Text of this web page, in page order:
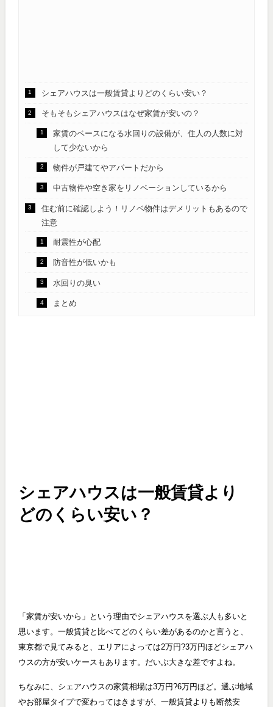
シェアハウスは一般賃貸よりどのくらい安い？
そもそもシェアハウスはなぜ家賃が安いの？
家賃のベースになる水回りの設備が、住人の人数に対
して少ないから
物件が戸建てやアパートだから
中古物件や空き家をリノベーションしているから
住む前に確認しよう！リノベ物件はデメリットもあるので
注意
耐震性が心配
防音性が低いかも
水回りの臭い
まとめ
シェアハウスは一般賃貸より
どのくらい安い？
「家賃が安いから」という理由でシェアハウスを選ぶ人も多いと
思います。一般賃貸と比べてどのくらい差があるのかと言うと、
東京都で見てみると、エリアによっては2万円?3万円ほどシェアハ
ウスの方が安いケースもあります。だいぶ大きな差ですよね。
ちなみに、シェアハウスの家賃相場は3万円?6万円ほど。選ぶ地域
やお部屋タイプで変わってはきますが、一般賃貸よりも断然安